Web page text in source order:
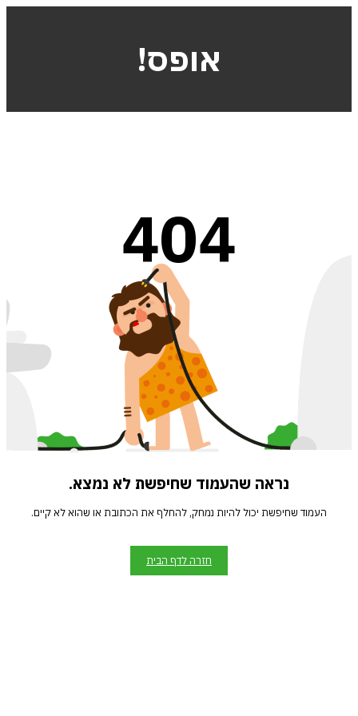
!אופס
404
נראה שהעמוד שחיפשת לא נמצא.
העמוד שחיפשת יכול להיות נמחק, להחלף את הכתובת או שהוא לא קיים.
חזרה לדף הבית